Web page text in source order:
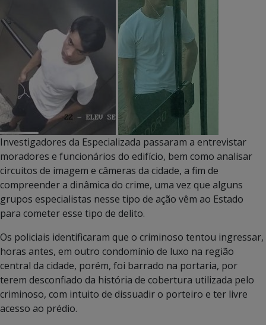
Investigadores da Especializada passaram a entrevistar
moradores e funcionários do edifício, bem como analisar
circuitos de imagem e câmeras da cidade, a fim de
compreender a dinâmica do crime, uma vez que alguns
grupos especialistas nesse tipo de ação vêm ao Estado
para cometer esse tipo de delito.
Os policiais identificaram que o criminoso tentou ingressar,
horas antes, em outro condomínio de luxo na região
central da cidade, porém, foi barrado na portaria, por
terem desconfiado da história de cobertura utilizada pelo
criminoso, com intuito de dissuadir o porteiro e ter livre
acesso ao prédio.